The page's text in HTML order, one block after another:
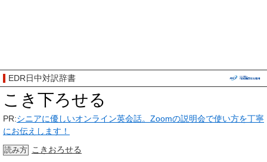
EDR日中対訳辞書
こき下ろせる
PR:シニアに優しいオンライン英会話。Zoomの説明会で使い方を丁寧
にお伝えします！
読み方 こきおろせる